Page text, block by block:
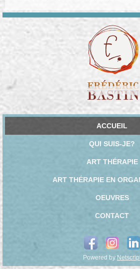
ACCUEIL
QUI SUIS-JE?
ART THÉRAPIE
ART THÉRAPIE EN
OEUVRES
CONTACT
Powered by